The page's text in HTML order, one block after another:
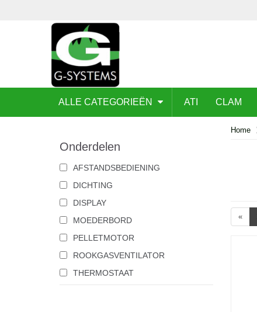
ALLE CATEGORIEËN ATI CLAM
Onderdelen
AFSTANDSBEDIENING
DICHTING
DISPLAY
MOEDERBORD
PELLETMOTOR
ROOKGASVENTILATOR
THERMOSTAAT
Home
«